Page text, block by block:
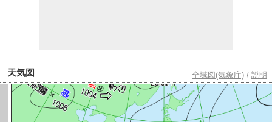
天気図 全域図(気象庁) / 説明